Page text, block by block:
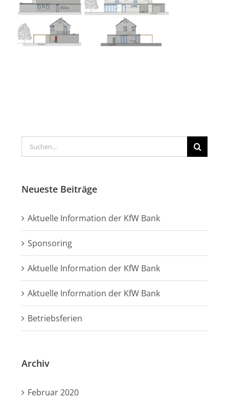
Suche
nach:
Neueste Beiträge
Aktuelle Information der KfW Bank
Sponsoring
Aktuelle Information der KfW Bank
Aktuelle Information der KfW Bank
Betriebsferien
Archiv
Februar 2020